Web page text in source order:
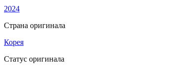
2024
Страна оригинала
Корея
Статус оригинала